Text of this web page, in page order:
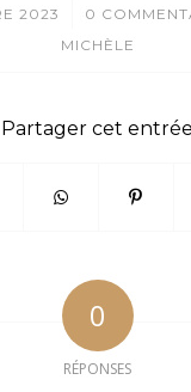
2023 0 /
MICHÈLE
Partager cet entrée
0
RÉPONSES